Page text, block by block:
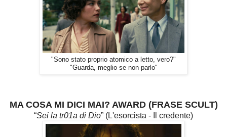
"Sono stato proprio atomico a letto, vero?"
"Guarda, meglio se non parlo"
MA COSA MI DICI MAI? AWARD (FRASE SCULT)
“Sei la tr01a di Dio” (L'esorcista - Il credente)